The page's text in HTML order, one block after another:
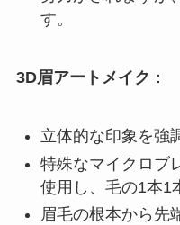
す。
3D眉アートメイク ：
立体的な印象を強
特殊なマイクロブ
使用し、毛の1本1
眉毛の根本から先